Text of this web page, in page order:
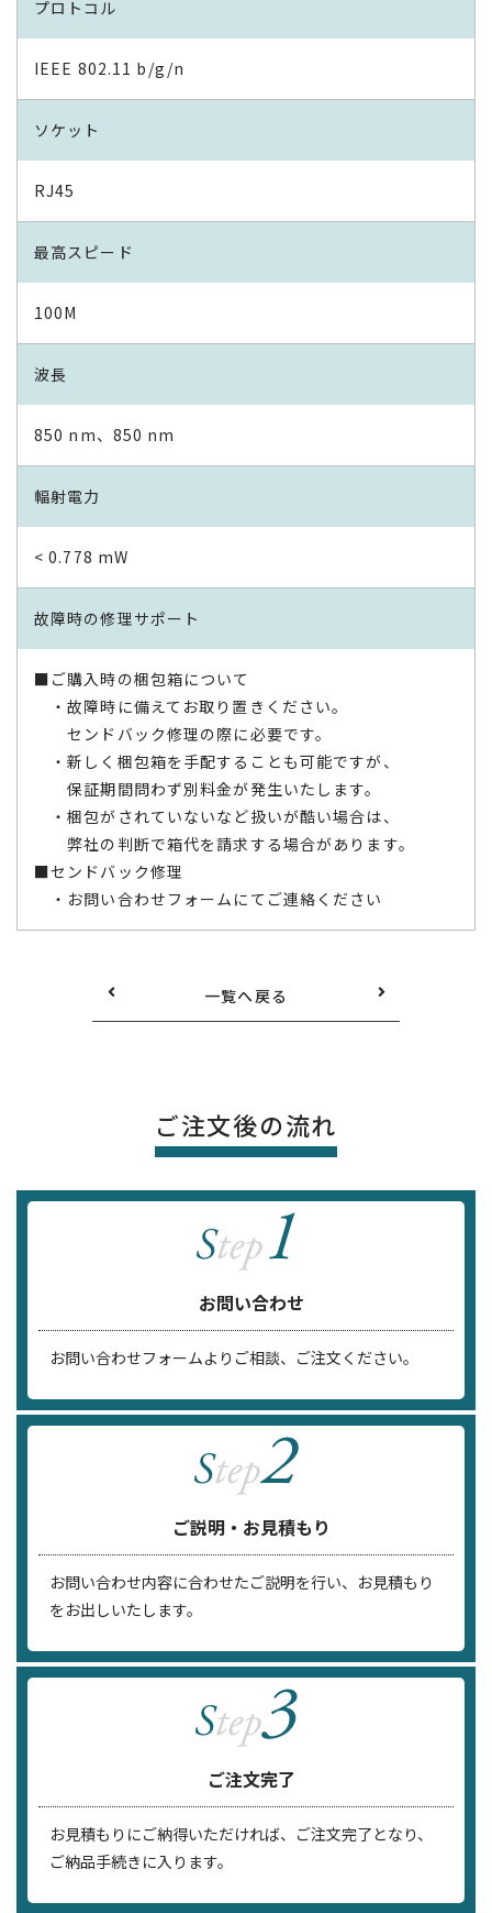
プロトコル
IEEE 802.11 b/g/n
ソケット
RJ45
最高スピード
100M
波長
850 nm、850 nm
輻射電力
< 0.778 mW
故障時の修理サポート
■ご購入時の梱包箱について
・故障時に備えてお取り置きください。
センドバック修理の際に必要です。
・新しく梱包箱を手配することも可能ですが、
保証期間問わず別料金が発生いたします。
・梱包がされていないなど扱いが酷い場合は、
弊社の判断で箱代を請求する場合があります。
■センドバック修理
・お問い合わせフォームにてご連絡ください
一覧へ戻る
ご注文後の流れ
お問い合わせ
お問い合わせフォームよりご相談、ご注文ください。
ご説明・お見積もり
お問い合わせ内容に合わせたご説明を行い、お見積もり
をお出しいたします。
ご注文完了
お見積もりにご納得いただければ、ご注文完了となり、
ご納品手続きに入ります。